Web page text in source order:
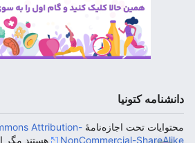
دانشنامه کتونیا
محتوایات تحت اجازه‌نامهٔ Attribution-
NonCommercial-ShareAlike
هستند مگر